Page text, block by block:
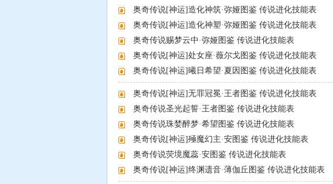
奥奇传说[神运]造化神筑·弥娅图鉴 传说进化技能表
奥奇传说[神运]造化神塑·弥娅图鉴 传说进化技能表
奥奇传说赐梦云中·弥娅图鉴 传说进化技能表
奥奇传说[神运]处女座·薇尔戈图鉴 传说进化技能表
奥奇传说[神运]曦日希望·夏因图鉴 传说进化技能表
奥奇传说[神运]无罪冠冕·王者图鉴 传说进化技能表
奥奇传说圣光起誓·王者图鉴 传说进化技能表
奥奇传说珠婪醉梦·希望图鉴 传说进化技能表
奥奇传说[神运]殛魔幻主·安图鉴 传说进化技能表
奥奇传说荧境魔蕊·安图鉴 传说进化技能表
奥奇传说[神运]终渊遗音·薄伽丘图鉴 传说进化技能表
奥奇传说最新文章